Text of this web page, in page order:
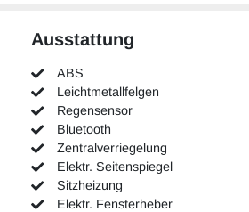
Ausstattung
ABS
Leichtmetallfelgen
Regensensor
Bluetooth
Zentralverriegelung
Elektr. Seitenspiegel
Sitzheizung
Elektr. Fensterheber